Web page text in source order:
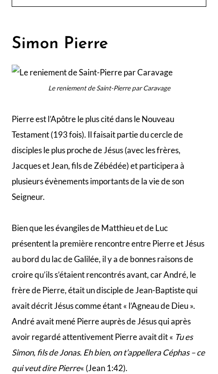
Simon Pierre
Le reniement de Saint-Pierre par Caravage
Pierre est l’Apôtre le plus cité dans le Nouveau
Testament (193 fois). Il faisait partie du cercle de
disciples le plus proche de Jésus (avec les frères,
Jacques et Jean, fils de Zébédée) et participera à
plusieurs évènements importants de la vie de son
Seigneur.
Bien que les évangiles de Matthieu et de Luc
présentent la première rencontre entre Pierre et Jésus
au bord du lac de Galilée, il y a de bonnes raisons de
croire qu’ils s’étaient rencontrés avant, car André, le
frère de Pierre, était un disciple de Jean-Baptiste qui
avait décrit Jésus comme étant « l’Agneau de Dieu ».
André avait mené Pierre auprès de Jésus qui après
avoir regardé attentivement Pierre avait dit « Tu es
Simon, fils de Jonas. Eh bien, on t’appellera Céphas – ce
qui veut dire Pierre« (Jean 1:42).